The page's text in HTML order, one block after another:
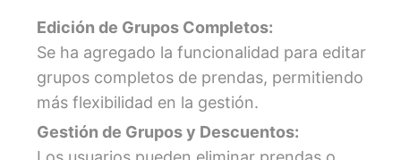
Edición de Grupos Completos:
Se ha agregado la funcionalidad para editar
grupos completos de prendas, permitiendo
más flexibilidad en la gestión.
Gestión de Grupos y Descuentos: